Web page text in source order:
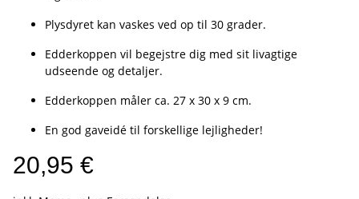
Plysdyret kan vaskes ved op til 30 grader.
Edderkoppen vil begejstre dig med sit livagtige
udseende og detaljer.
Edderkoppen måler ca. 27 x 30 x 9 cm.
En god gaveidé til forskellige lejligheder!
20,95 €